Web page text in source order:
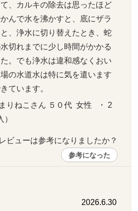
、カルキの除去は思ったほど
んで水を沸かすと、底にザラ
、浄水に切り替えたとき、蛇
切れまでに少し時間がかかる
。でも浄水は違和感なくおい
の水道水は特に気を遣います
ています。
りねこさん ５０代  女性   ・ 2
ビューは参考になりましたか？
参考になった
2026.6.30